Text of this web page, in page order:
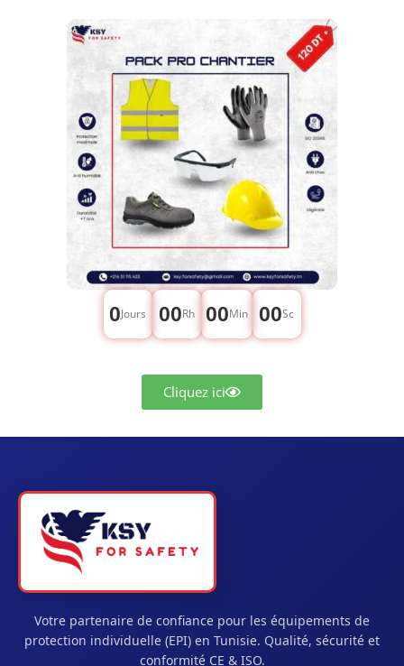
0Jours 00Rh 00Min 00Sc
Cliquez ici
Votre partenaire de confiance pour les équipements de
protection individuelle (EPI) en Tunisie. Qualité, sécurité et
conformité CE & ISO.